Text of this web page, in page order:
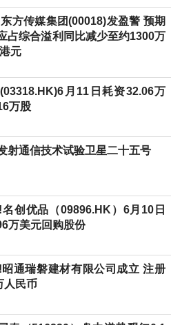
方传媒集团(00018)发盈警 预期
占综合溢利同比减少至约1300万
元
月11日耗资32.06万
万股
射通信技术试验卫星二十五号
创优品（09896.HK）6月10日
万美元回购股份
通瑞磐建材有限公司成立 注册
人民币